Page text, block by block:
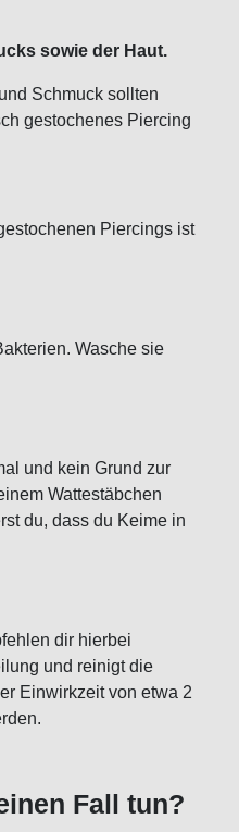
sowie der Haut.
Schmuck sollten
gestochenes Piercing
Piercings ist
Wasche sie
und kein Grund zur
Wattestäbchen
du, dass du Keime in
dir hierbei
und reinigt die
Einwirkzeit von etwa 2
Fall tun?